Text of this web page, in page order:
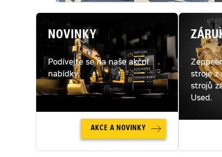
NOVINKY
Podívejte se na naše akční
nabídky.
AKCE A NOVINKY
stroje z
strojů
Used.